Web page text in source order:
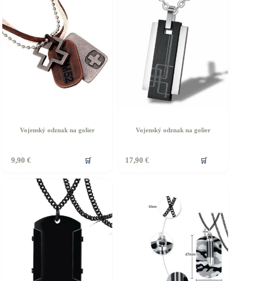
Vojenský odznak na golier
9,90€ 🛒
Vojenský odznak na golier
17,90 € 🛒